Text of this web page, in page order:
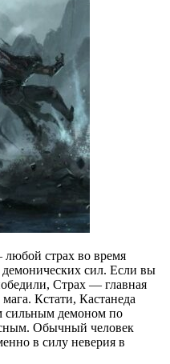
страх во время
демонических сил. Если вы
Страх — главная
Кстати, Кастанеда
сильным демоном по
Обычный человек
в силу неверия в